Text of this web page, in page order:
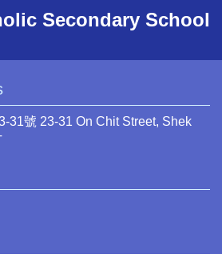
Secondary School
31號 23-31 On Chit Street, Shek